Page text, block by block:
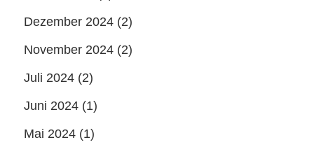
Dezember 2024 (2)
November 2024 (2)
Juli 2024 (2)
Juni 2024 (1)
Mai 2024 (1)